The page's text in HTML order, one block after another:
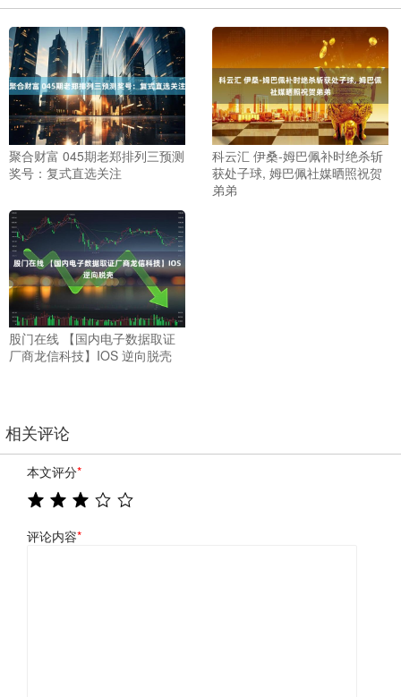
聚合财富 045期老郑排列三预测
奖号：复式直选关注
科云汇 伊桑-姆巴佩补时绝杀斩
获处子球, 姆巴佩社媒晒照祝贺
弟弟
股门在线 【国内电子数据取证
厂商龙信科技】IOS 逆向脱壳
相关评论
本文评分*
评论内容*